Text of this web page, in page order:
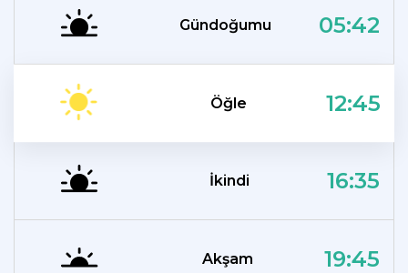
Gündoğumu 05:42
Öğle 12:45
İkindi 16:35
Akşam 19:45